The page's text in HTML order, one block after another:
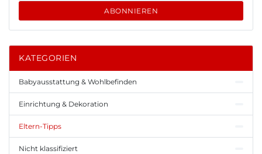
ABONNIEREN
KATEGORIEN
Babyausstattung & Wohlbefinden
Einrichtung & Dekoration
Eltern-Tipps
Nicht klassifiziert